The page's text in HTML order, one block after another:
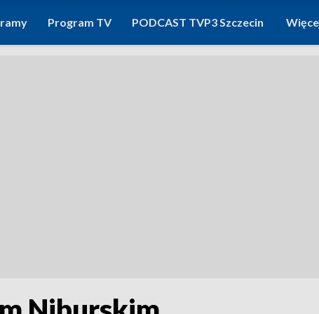
Program TV PODCAST TVP3 Szczecin